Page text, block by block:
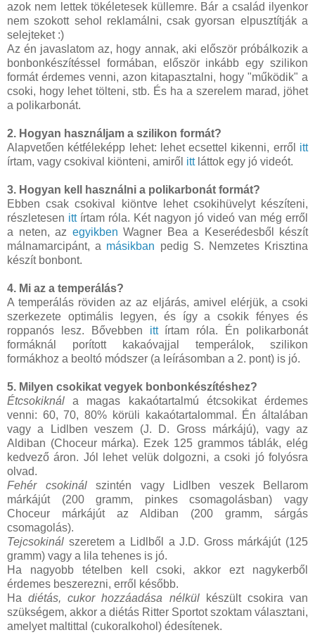
azok nem lettek tökéletesek küllemre. Bár a család ilyenkor
nem szokott sehol reklamálni, csak gyorsan elpusztítják a
selejteket :)
Az én javaslatom az, hogy annak, aki először próbálkozik a
bonbonkészítéssel formában, először inkább egy szilikon
formát érdemes venni, azon kitapasztalni, hogy "működik" a
csoki, hogy lehet tölteni, stb. És ha a szerelem marad, jöhet
a polikarbonát.
2. Hogyan használjam a szilikon formát?
Alapvetően kétféleképp lehet: lehet ecsettel kikenni, erről itt
írtam, vagy csokival kiönteni, amiről ittláttok egy jó videót.
3. Hogyan kell használni a polikarbonát formát?
Ebben csak csokival kiöntve lehet csokihüvelyt készíteni,
részletesen ittírtam róla. Két nagyon jó videó van még erről
a neten, az egyikben Wagner Bea a Keserédesből készít
málnamarcipánt, a másikban pedig S. Nemzetes Krisztina
készít bonbont.
4. Mi az a temperálás?
A temperálás röviden az az eljárás, amivel elérjük, a csoki
szerkezete optimális legyen, és így a csokik fényes és
roppanós lesz. Bővebben ittírtam róla. Én polikarbonát
formáknál porított kakaóvajjal temperálok, szilikon
formákhoz a beoltó módszer (a leírásomban a 2. pont) is jó.
5. Milyen csokikat vegyek bonbonkészítéshez?
Étcsokiknál a magas kakaótartalmú étcsokikat érdemes
venni: 60, 70, 80% körüli kakaótartalommal. Én általában
vagy a Lidlben veszem (J. D. Gross márkájú), vagy az
Aldiban (Choceur márka). Ezek 125 grammos táblák, elég
kedvező áron. Jól lehet velük dolgozni, a csoki jó folyósra
olvad.
Fehér csokinálszintén vagy Lidlben veszek Bellarom
márkájút (200 gramm, pinkes csomagolásban) vagy
Choceur márkájút az Aldiban (200 gramm, sárgás
csomagolás).
Tejcsokinál szeretem a Lidlből a J.D. Gross márkájút (125
gramm) vagy a lila tehenes is jó.
Ha nagyobb tételben kell csoki, akkor ezt nagykerből
érdemes beszerezni, erről később.
Hadiétás, cukor hozzáadása nélkülkészült csokira van
szükségem, akkor a diétás Ritter Sportot szoktam választani,
amelyet maltittal (cukoralkohol) édesítenek.